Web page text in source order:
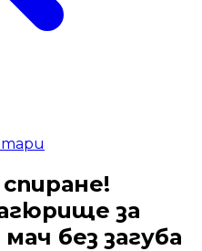
за
без загуба